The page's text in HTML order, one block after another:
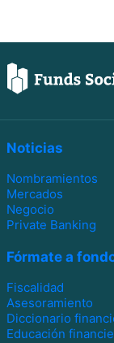
Noticias
Nombramientos
Mercados
Negocio
Private Banking
Fórmate a
Fiscalidad
Asesoramiento
Diccionario
Educación